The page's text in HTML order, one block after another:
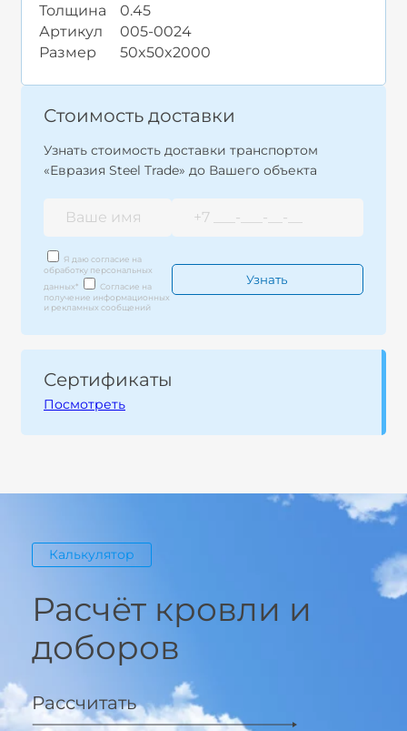
Толщина
0.45
Артикул
005-0024
Размер
50x50x2000
Стоимость доставки
Узнать стоимость доставки транспортом
«Евразия Steel Trade» до Вашего объекта
Я даю согласие на
обработку персональных
данных*
Согласие на
получение информационных
и рекламных сообщений
Сертификаты
Посмотреть
Калькулятор
Расчёт кровли и
доборов
Рассчитать